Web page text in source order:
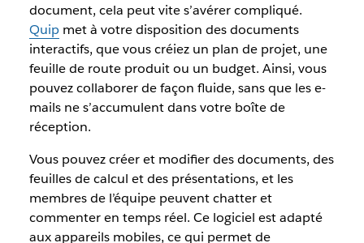
document, cela peut vite s’avérer compliqué.
Quipmet à votre disposition des documents
interactifs, que vous créiez un plan de projet, une
feuille de route produit ou un budget. Ainsi, vous
pouvez collaborer de façon fluide, sans que les e-
mails ne s’accumulent dans votre boîte de
réception.
Vous pouvez créer et modifier des documents, des
feuilles de calcul et des présentations, et les
membres de l’équipe peuvent chatter et
commenter en temps réel. Ce logiciel est adapté
aux appareils mobiles, ce qui permet de